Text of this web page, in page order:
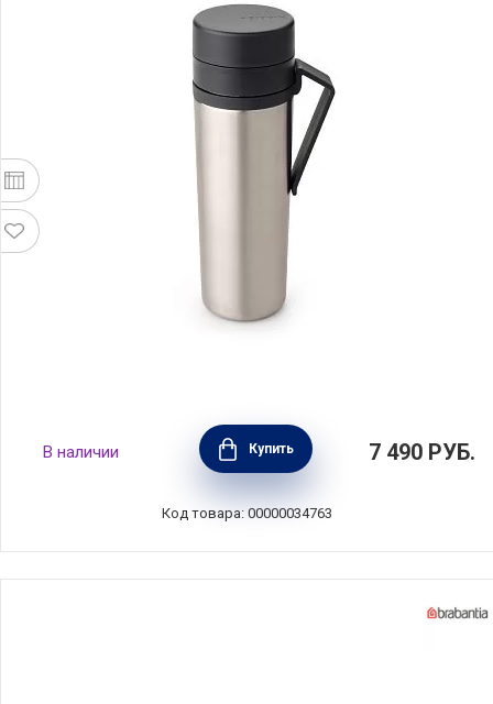
Термобутылка Make & Take 500 мл, тёмно-
серый, нержавеющая сталь + пластик,
Brabantia, 228643
В наличии Купить 7 490 РУБ.
Код товара: 00000034763